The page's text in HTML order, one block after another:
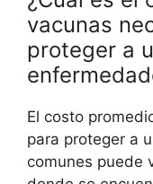
vacunas
proteger a
El costo
para proteger a
comunes puede